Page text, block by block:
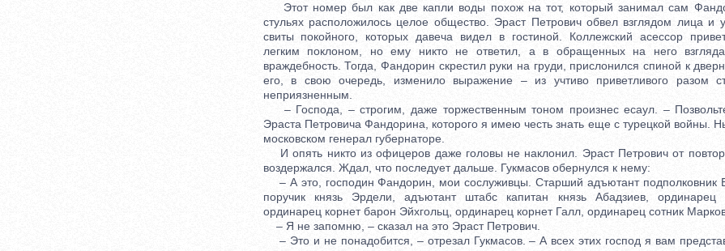
Этот номер был как две капли воды похож на тот, который занимал сам
стульях расположилось целое общество. Эраст Петрович обвел взглядом лица и
свиты покойного, которых давеча видел в гостиной. Коллежский асессор
легким поклоном, но ему никто не ответил, а в обращенных на него
враждебность. Тогда, Фандорин скрестил руки на груди, прислонился спиной к
его, в свою очередь, изменило выражение – из учтиво приветливого разом
неприязненным.
– Господа, – строгим, даже торжественным тоном произнес есаул. –
Эраста Петровича Фандорина, которого я имею честь знать еще с турецкой войны.
московском генерал губернаторе.
И опять никто из офицеров даже головы не наклонил. Эраст Петрович от
воздержался. Ждал, что последует дальше. Гукмасов обернулся к нему:
– А это, господин Фандорин, мои сослуживцы. Старший адъютант подполковник
поручик князь Эрдели, адъютант штабс капитан князь Абадзиев, ординарец
ординарец корнет барон Эйхгольц, ординарец корнет Галл, ординарец сотник
– Я не запомню, – сказал на это Эраст Петрович.
– Это и не понадобится, – отрезал Гукмасов. – А всех этих господ я вам